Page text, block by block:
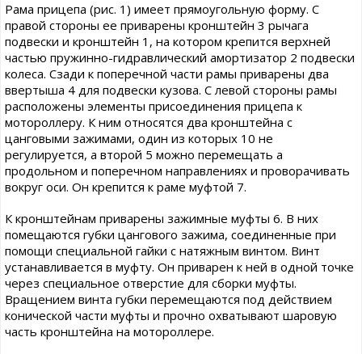
Рама прицепа (рис. 1) имеет прямоугольную форму. С
правой стороны ее приварены кронштейн 3 рычага
подвески и кронштейн 1, на котором крепится верхней
частью пружинно-гидравлический амортизатор 2 подвески
колеса. Сзади к поперечной части рамы приварены два
ввертыша 4 для подвески кузова. С левой стороны рамы
расположены элементы присоединения прицепа к
мотороллеру. К ним относятся два кронштейна с
цанговыми зажимами, один из которых 10 не
регулируется, а второй 5 можно перемещать а
продольном и поперечном направлениях и проворачивать
вокруг оси. Он крепится к раме муфтой 7.
К кронштейнам приварены зажимные муфты 6. В них
помещаются губки цангового зажима, соединенные при
помощи специальной гайки с натяжным винтом. Винт
устанавливается в муфту. Он приварен к ней в одной точке
через специальное отверстие для сборки муфты.
Вращением винта губки перемещаются под действием
конической части муфты и прочно охватывают шаровую
часть кронштейна на мотороллере.